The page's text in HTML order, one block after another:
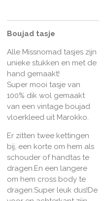
Boujad tasje
Alle Missnomad tasjes zijn
unieke stukken en met de
hand gemaakt!
Super mooi tasje van
100% dik wol gemaakt
van een vintage boujad
vloerkleed uit Marokko.
Er zitten twee kettingen
bij, een korte om hem als
schouder of handtas te
dragen.En een langere
om hem cross body te
dragen.Super leuk dus!De